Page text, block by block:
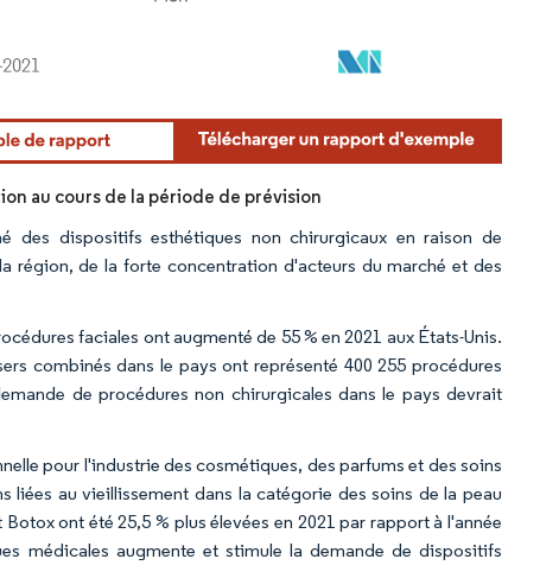
au cours de la période de prévision
des dispositifs esthétiques non chirurgicaux en raison de
région, de la forte concentration d'acteurs du marché et des
faciales ont augmenté de 55 % en 2021 aux États-Unis.
combinés dans le pays ont représenté 400 255 procédures
de procédures non chirurgicales dans le pays devrait
pour l'industrie des cosmétiques, des parfums et des soins
liées au vieillissement dans la catégorie des soins de la peau
ont été 25,5 % plus élevées en 2021 par rapport à l'année
médicales augmente et stimule la demande de dispositifs